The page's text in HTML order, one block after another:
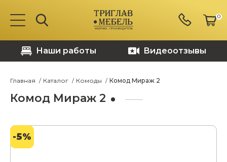
0
Наши работы Видеоотзывы
Главная Каталог Комоды Комод Мираж 2
Комод Мираж 2
-5%